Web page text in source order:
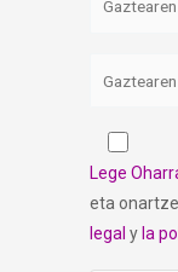
Lege
eta
legal y la